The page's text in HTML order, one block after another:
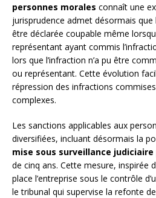
personnes morales connaît une
jurisprudence admet désormais
être déclarée coupable même
représentant ayant commis
lors que l’infraction n’a pu être
ou représentant. Cette évolution
répression des infractions
complexes.
Les sanctions applicables aux
diversifiées, incluant désormais la
mise sous surveillance judiciaire
de cinq ans. Cette mesure, inspirée
place l’entreprise sous le contrôle
le tribunal qui supervise la refonte